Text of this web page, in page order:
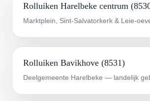
Rolluiken Harelbeke centrum
Marktplein, Sint-Salvatorkerk & Leie-
Rolluiken Bavikhove (8531)
Deelgemeente Harelbeke — landelijk